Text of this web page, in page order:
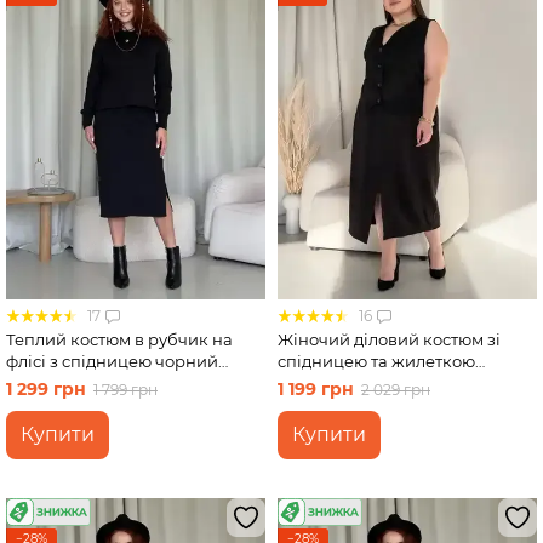
17
Теплий костюм в рубчик на
флісі з спідницею чорний
Merlini Арно 100001341 розмір
L-XL (46-48)
1 299 грн 1 799 грн
Купити
16
Жіночий діловий костюм зі
спідницею та жилеткою
чорний Merlini Ларете
100001441 розмір 4XL-5XL
1 199 грн 2 029 грн
Купити
−28% −28%